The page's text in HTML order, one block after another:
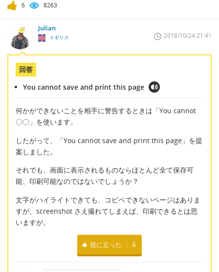
6 8263
Julian
イギリス 2018/10/24 21:41
回答
You cannot save and print this page
何かができないことを相手に警告するときは「You cannot
〇〇」を使います。
したがって、「You cannot save and print this page」を提
案しました。
それでも、画面に表示されるものならほとんど全て保存可
能、印刷可能なのではないでしょうか？
文字がハイライトできても、コピペできないページはありま
すが、screenshot さえ撮れてしまえば、印刷できるとは思
いますが。
役に立った 4